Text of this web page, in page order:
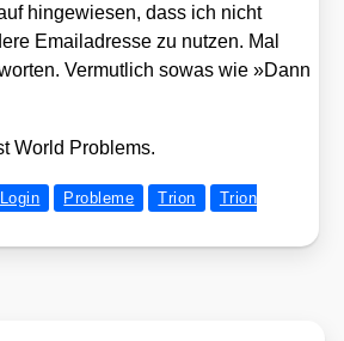
hin­ge­wie­sen, dass ich nicht
Email­adres­se zu nut­zen. Mal
Ver­mut­lich sowas wie »Dann
World Pro­blems.
Login Probleme Trion
Trion